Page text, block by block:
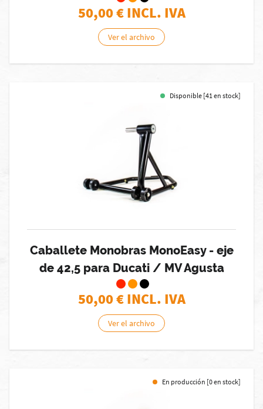
50,00€ INCL. IVA
Ver el archivo
Disponible [41 en stock]
Caballete Monobras MonoEasy - eje
de 42,5 para Ducati / MV Agusta
50,00€ INCL. IVA
Ver el archivo
En producción [0 en stock]